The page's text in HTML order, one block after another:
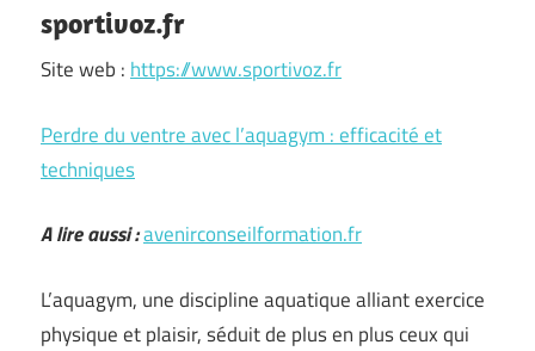
sportivoz.fr
Site web : https://www.sportivoz.fr
Perdre du ventre avec l’aquagym : efficacité et
techniques
A lire aussi :avenirconseilformation.fr
L’aquagym, une discipline aquatique alliant exercice
physique et plaisir, séduit de plus en plus ceux qui